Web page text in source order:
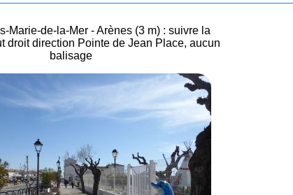
Marie-de-la-Mer - Arènes (3 m) : suivre la
droit direction Pointe de Jean Place, aucun
balisage